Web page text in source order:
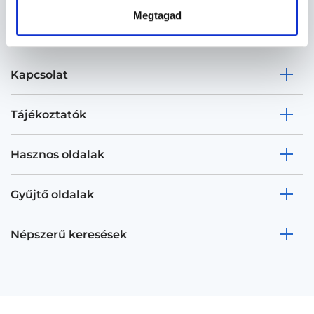
Megtagad
Kapcsolat
Tájékoztatók
Hasznos oldalak
Gyűjtő oldalak
Népszerű keresések